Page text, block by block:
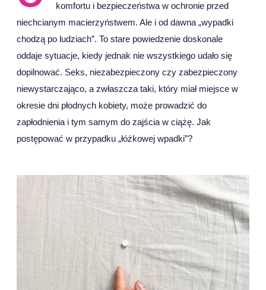
komfortu i bezpieczeństwa w ochronie przed
niechcianym macierzyństwem. Ale i od dawna „wypadki
chodzą po ludziach”. To stare powiedzenie doskonale
oddaje sytuacje, kiedy jednak nie wszystkiego udało się
dopilnować. Seks, niezabezpieczony czy zabezpieczony
niewystarczająco, a zwłaszcza taki, który miał miejsce w
okresie dni płodnych kobiety, może prowadzić do
zapłodnienia i tym samym do zajścia w ciążę. Jak
postępować w przypadku „łóżkowej wpadki”?